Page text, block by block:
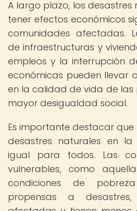
A largo plazo, los desastres
tener efectos económicos
comunidades afectadas.
de infraestructuras y
empleos y la interrupción
económicas pueden llevar
en la calidad de vida de las
mayor desigualdad social.
Es importante destacar
desastres naturales en
igual para todos. Las
vulnerables, como
condiciones de
propensas a